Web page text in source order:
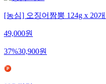
[농심] 오징어짬뽕 124g x 20
49,000원
37%30,900원